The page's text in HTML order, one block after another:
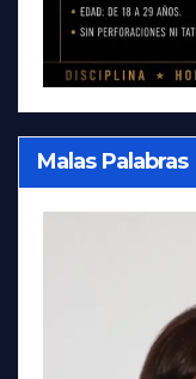
Malas Palabras